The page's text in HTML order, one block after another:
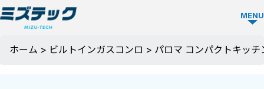
MENU
ガス
ホーム > ビルトインガスコンロ > パロマ コンパクトキッ